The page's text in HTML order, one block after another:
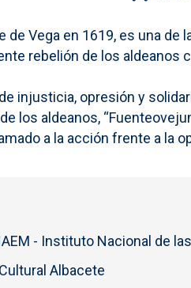
de Vega en 1619, es una
rebelión de los
injusticia, opresión y
los aldeanos,
a la acción frente a la
- Instituto Nacional
Cultural Albacete